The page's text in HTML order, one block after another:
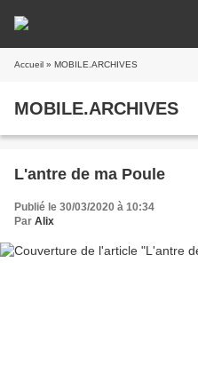
Accueil » MOBILE.ARCHIVES
MOBILE.ARCHIVES
L'antre de ma Poule
Publié le 30/03/2020 à 10:34
Par Alix